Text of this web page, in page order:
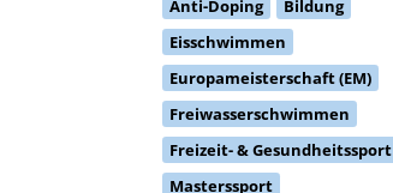
Anti-Doping
Bildung
Eisschwimmen
Europameisterschaft (EM)
Freiwasserschwimmen
Freizeit- & Gesundheitssport
Masterssport